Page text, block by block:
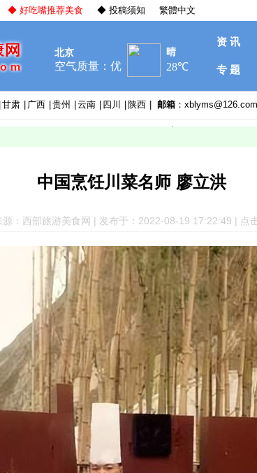
◆ 好吃嘴推荐美食 ◆ 投稿须知 繁體中文
资 讯
专 题
甘肃 广西 贵州 云南 四川 陕西 邮箱 ：
中国烹饪川菜名师 廖立洪
源：西部旅游美食网 | 发布于：2022-08-19 17:22:49 | 点